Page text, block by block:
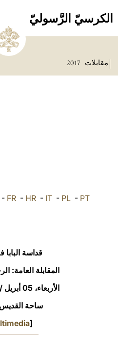
الكرسيّ الرَّسوليّ
مقابلات 2017
FR- HR- IT- PL- PT
قداسة
المقابلة العامة:
الأربعاء، 05 أبريل / نيسان 2017‏
ساحة
[